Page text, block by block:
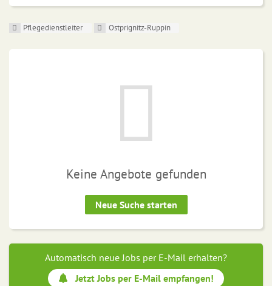
Pflegedienstleiter Ostprignitz-Ruppin
Keine Angebote gefunden
Neue Suche starten
Automatisch neue Jobs per E-Mail erhalten?
Jetzt Jobs per E-Mail empfangen!